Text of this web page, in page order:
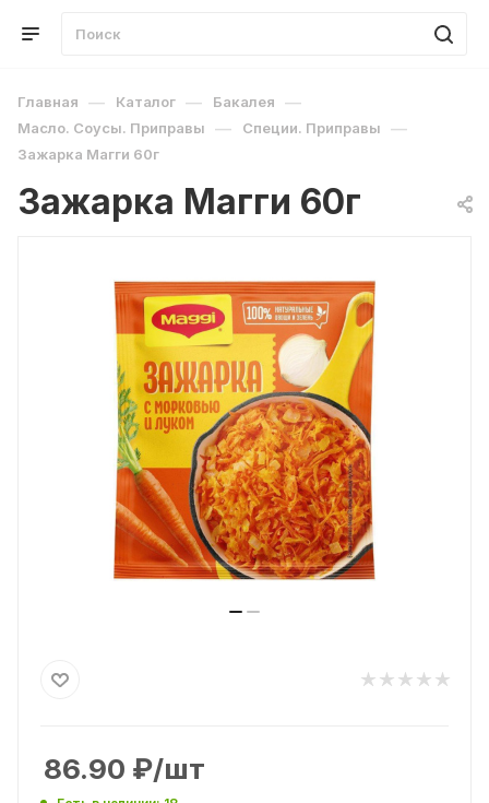
Главная — Каталог — Бакалея —
Масло. Соусы. Приправы — Специи. Приправы —
Зажарка Магги 60г
Зажарка Магги 60г
86.90 ₽/шт